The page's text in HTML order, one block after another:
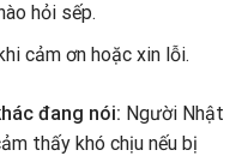
hỏi sếp.
cảm ơn hoặc xin lỗi.
đang nói: Người Nhật
thấy khó chịu nếu bị